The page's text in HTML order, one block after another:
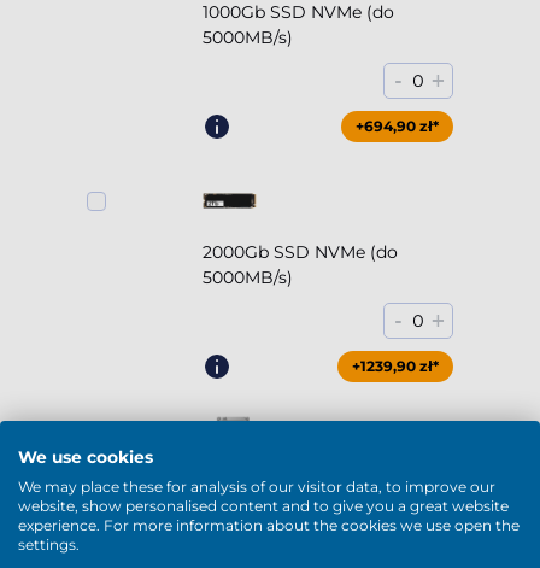
1000Gb SSD NVMe (do
5000MB/s)
- 0 +
+694,90 zł*
2000Gb SSD NVMe (do
5000MB/s)
- 0 +
+1239,90 zł*
2000Gb HDD 7200rpm (3.5'')
- 0 +
We use cookies
We may place these for analysis of our visitor data, to improve our
website, show personalised content and to give you a great website
experience. For more information about the cookies we use open the
settings.